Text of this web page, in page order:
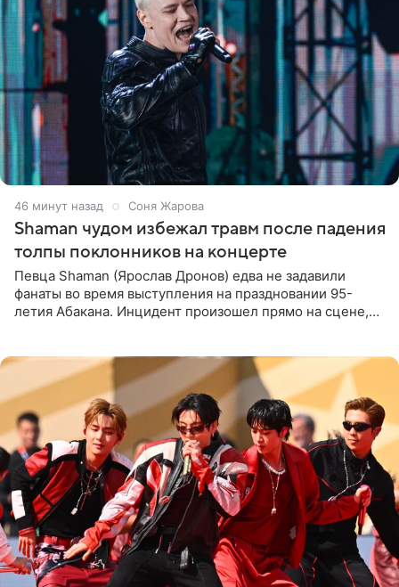
46 минут назад Соня Жарова
Shaman чудом избежал травм после падения
толпы поклонников на концерте
Певца Shaman (Ярослав Дронов) едва не задавили
фанаты во время выступления на праздновании 95-
летия Абакана. Инцидент произошел прямо на сцене,